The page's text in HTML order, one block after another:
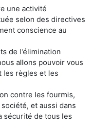
une activité
selon des directives
conscience au
de l'élimination
allons pouvoir vous
les règles et les
contre les fourmis,
et aussi dans
sécurité de tous les